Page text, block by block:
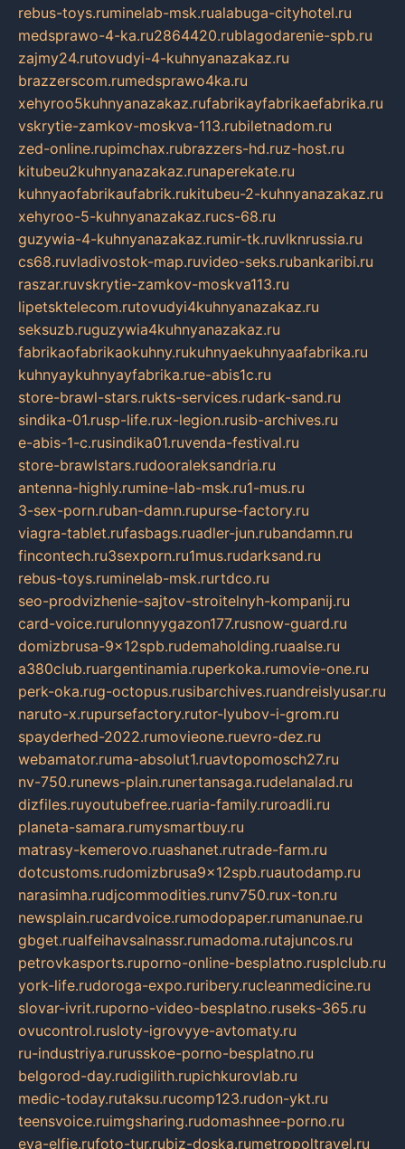
rebus-toys.ruminelab-msk.rualabuga-cityhotel.ru
medsprawo-4-ka.ru2864420.rublagodarenie-spb.ru
zajmy24.rutovudyi-4-kuhnyanazakaz.ru
brazzerscom.rumedsprawo4ka.ru
xehyroo5kuhnyanazakaz.rufabrikayfabrikaefabrika.ru
vskrytie-zamkov-moskva-113.rubiletnadom.ru
zed-online.rupimchax.rubrazzers-hd.ruz-host.ru
kitubeu2kuhnyanazakaz.runaperekate.ru
kuhnyaofabrikaufabrik.rukitubeu-2-kuhnyanazakaz.ru
xehyroo-5-kuhnyanazakaz.rucs-68.ru
guzywia-4-kuhnyanazakaz.rumir-tk.ruvlknrussia.ru
cs68.ruvladivostok-map.ruvideo-seks.rubankaribi.ru
raszar.ruvskrytie-zamkov-moskva113.ru
lipetsktelecom.rutovudyi4kuhnyanazakaz.ru
seksuzb.ruguzywia4kuhnyanazakaz.ru
fabrikaofabrikaokuhny.rukuhnyaekuhnyaafabrika.ru
kuhnyaykuhnyayfabrika.rue-abis1c.ru
store-brawl-stars.rukts-services.rudark-sand.ru
sindika-01.rusp-life.rux-legion.rusib-archives.ru
e-abis-1-c.rusindika01.ruvenda-festival.ru
store-brawlstars.rudooraleksandria.ru
antenna-highly.rumine-lab-msk.ru1-mus.ru
3-sex-porn.ruban-damn.rupurse-factory.ru
viagra-tablet.rufasbags.ruadler-jun.rubandamn.ru
fincontech.ru3sexporn.ru1mus.rudarksand.ru
rebus-toys.ruminelab-msk.rurtdco.ru
seo-prodvizhenie-sajtov-stroitelnyh-kompanij.ru
card-voice.rurulonnyygazon177.rusnow-guard.ru
domizbrusa-9x12spb.rudemaholding.ruaalse.ru
a380club.ruargentinamia.ruperkoka.rumovie-one.ru
perk-oka.rug-octopus.rusibarchives.ruandreislyusar.ru
naruto-x.rupursefactory.rutor-lyubov-i-grom.ru
spayderhed-2022.rumovieone.ruevro-dez.ru
webamator.ruma-absolut1.ruavtopomosch27.ru
nv-750.runews-plain.runertansaga.rudelanalad.ru
dizfiles.ruyoutubefree.ruaria-family.ruroadli.ru
planeta-samara.rumysmartbuy.ru
matrasy-kemerovo.ruashanet.rutrade-farm.ru
dotcustoms.rudomizbrusa9x12spb.ruautodamp.ru
narasimha.rudjcommodities.runv750.rux-ton.ru
newsplain.rucardvoice.rumodopaper.rumanunae.ru
gbget.rualfeihavsalnassr.rumadoma.rutajuncos.ru
petrovkasports.ruporno-online-besplatno.rusplclub.ru
york-life.rudoroga-expo.ruribery.rucleanmedicine.ru
slovar-ivrit.ruporno-video-besplatno.ruseks-365.ru
ovucontrol.rusloty-igrovyye-avtomaty.ru
ru-industriya.rurusskoe-porno-besplatno.ru
belgorod-day.rudigilith.rupichkurovlab.ru
medic-today.rutaksu.rucomp123.rudon-ykt.ru
teensvoice.ruimgsharing.rudomashnee-porno.ru
eva-elfie.rufoto-tur.rubiz-doska.rumetropoltravel.ru